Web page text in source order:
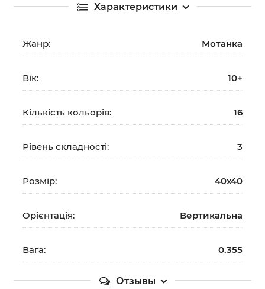
Характеристики
Жанр: Мотанка
Вік: 10+
Кількість кольорів: 16
Рівень складності: 3
Розмір: 40х40
Орієнтація: Вертикальна
Вага: 0.355
Отзывы